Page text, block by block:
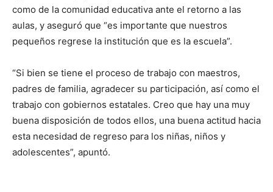
como de la comunidad educativa ante el retorno a las
aulas, y aseguró que “es importante que nuestros
pequeños regrese la institución que es la escuela”.
“Si bien se tiene el proceso de trabajo con maestros,
padres de familia, agradecer su participación, así como el
trabajo con gobiernos estatales. Creo que hay una muy
buena disposición de todos ellos, una buena actitud hacia
esta necesidad de regreso para los niñas, niños y
adolescentes”, apuntó.